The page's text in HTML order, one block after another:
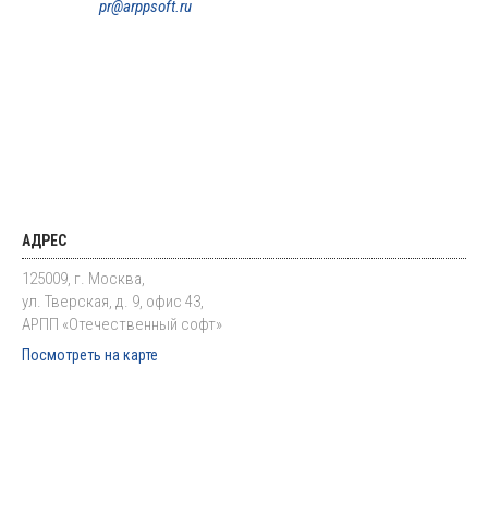
pr@arppsoft.ru
АДРЕС
125009, г. Москва,
ул. Тверская, д. 9, офис 43,
АРПП «Отечественный софт»
Посмотреть на карте